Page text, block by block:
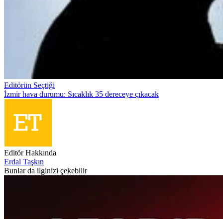
Editörün Seçtiği
İzmir hava durumu: Sıcaklık 35 dereceye çıkacak
Editör Hakkında
Erdal Taşkın
Bunlar da ilginizi çekebilir